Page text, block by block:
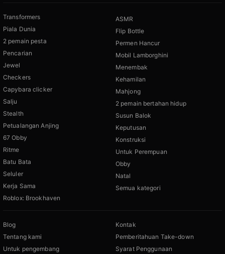
Transformers
Piala Dunia
2 pemain pesta
Pencarian
Jewel
Checkers
Capybara clicker
Salju
Stealth
Petualangan Anjing
67 Obby
Ritme
Batu Bata
Seluler
Kerja Sama
Roblox: Brookhaven
ASMR
Flip Bottle
Permen Hancur
Mobil Lamborghini
Menembak
Kehamilan
Mahjong
2 pemain bertahan hidup
Susun Balok
Keputusan
Konstruksi
Untuk Perempuan
Obby
Natal
Semua kategori
Blog
Tentang kami
Untuk pengembang
Kontak
Pemberitahuan Take-down
Syarat Penggunaan